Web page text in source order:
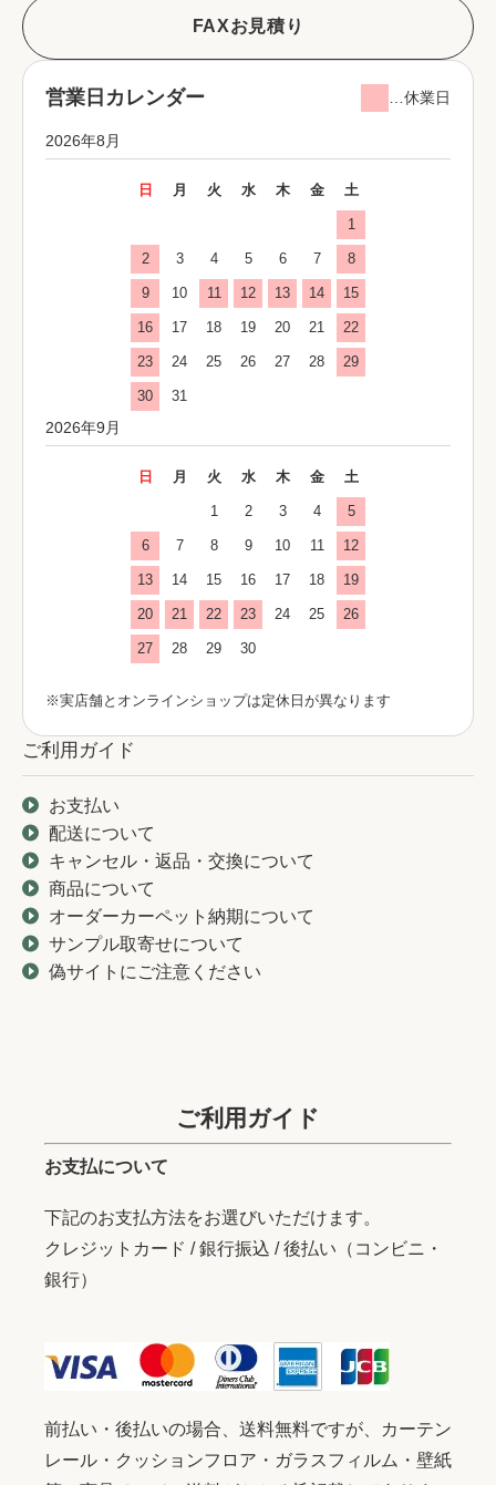
FAXお見積り
営業日カレンダー …休業日
2026年8月
日 月 火 水 木 金 土
1
2 3 4 5 6 7 8
9 10 11 12 13 14 15
16 17 18 19 20 21 22
23 24 25 26 27 28 29
30 31
2026年9月
日 月 火 水 木 金 土
1 2 3 4 5
6 7 8 9 10 11 12
13 14 15 16 17 18 19
20 21 22 23 24 25 26
27 28 29 30
※実店舗とオンラインショップは定休日が異なります
ご利用ガイド
お支払い
配送について
キャンセル・返品・交換について
商品について
オーダーカーペット納期について
サンプル取寄せについて
偽サイトにご注意ください
ご利用ガイド
お支払について
下記のお支払方法をお選びいただけます。
クレジットカード / 銀行振込 / 後払い（コンビニ・
銀行）
前払い・後払いの場合、送料無料ですが、カーテン
レール・クッションフロア・ガラスフィルム・壁紙